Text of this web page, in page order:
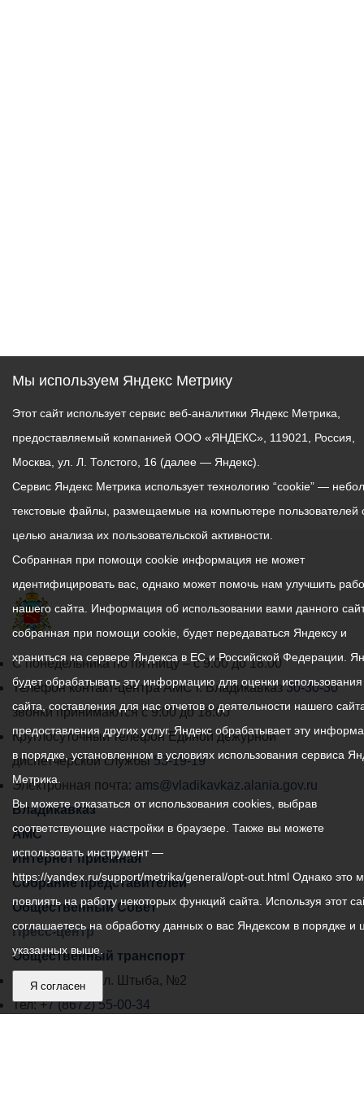
График
работы
администрации
местного
самоуправления
города
Владикавказ:
С понедельника по пятницу – с 9.00 до 18.00
Телефон контакт-центра АМС г. Владикавказ30-30-30
звонки принимаются с 9:00 до 18:00
Круглосуточный телефон Единой дежурной
диспетчерской службы53-19-19
Электронная почта: ams@vladikavkaz.alania.gov.ru
Владикавказ
АМС
Интернет приемная
Собрание представителей
Общественный Совет
Пресс-центр
Общественный транспорт
Владикавказ, пл. Штыба, №2
Тел:+7 (8672) 55-00-34
Мы используем Яндекс Метрику
Этот сайт использует сервис веб-аналитики Яндекс Метрика,
предоставляемый компанией ООО «ЯНДЕКС», 119021, Россия,
Москва, ул. Л. Толстого, 16 (далее — Яндекс).
Сервис Яндекс Метрика использует технологию “cookie” —
текстовые файлы, размещаемые на компьютере пользователей
целью анализа их пользовательской активности.
Собранная при помощи cookie информация не может
идентифицировать вас, однако может помочь нам улучшить
нашего сайта. Информация об использовании вами данного
собранная при помощи cookie, будет передаваться Яндексу и
храниться на сервере Яндекса в ЕС и Российской Федерации.
будет обрабатывать эту информацию для оценки
сайта, составления для нас отчетов о деятельности нашего
предоставления других услуг. Яндекс обрабатывает эту
в порядке, установленном в условиях использования сервиса
Метрика.
Вы можете отказаться от использования cookies, выбрав
соответствующие настройки в браузере. Также вы можете
использовать инструмент —
https://yandex.ru/support/metrika/general/opt-out.html Однако это
повлиять на работу некоторых функций сайта. Используя этот
соглашаетесь на обработку данных о вас Яндексом в порядке и
указанных выше.
Я согласен